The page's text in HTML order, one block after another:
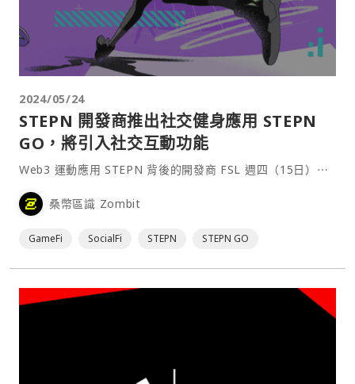
2024/05/24
STEPN 開發商推出社交健身應用 STEPN
GO，將引入社交互動功能
Web3 運動應用 STEPN 背後的開發商 FSL 週四（15日）⋯
桑幣區識 Zombit
GameFi SocialFi STEPN STEPN GO